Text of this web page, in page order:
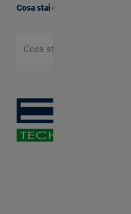
Cosa stai cercando?